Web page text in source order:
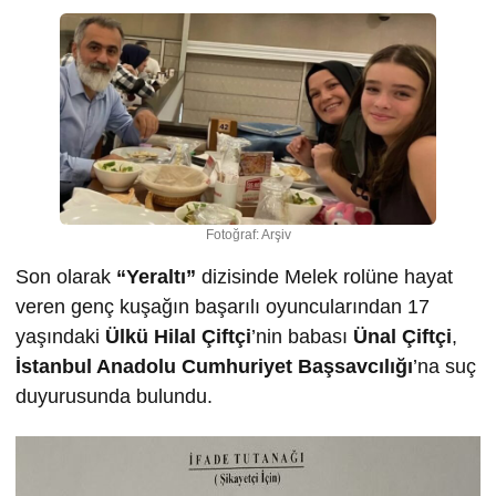
Fotoğraf: Arşiv
Son olarak “Yeraltı” dizisinde Melek rolüne hayat
veren genç kuşağın başarılı oyuncularından 17
yaşındaki Ülkü Hilal Çiftçi’nin babası Ünal Çiftçi,
İstanbul Anadolu Cumhuriyet Başsavcılığı’na suç
duyurusunda bulundu.